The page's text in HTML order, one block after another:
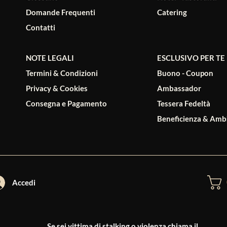
Brachetto
Cocchi
Langhe Arneis Sibilla DOC 2025 -
Riso
Scremato
- Erbalatte
Riso Rosso Integrale 1Kg - Gli Aironi
Salty
Domande Frequenti
Contatti
NOTE LEGALI
Termini & Condizioni
Privacy & Cookies
Consegna e Pagamento
Catering
ESCLUSIVO PER TE
Buono - Coupon
Ambassador
Tessera Fedeltà
Beneficienza &
Accedi